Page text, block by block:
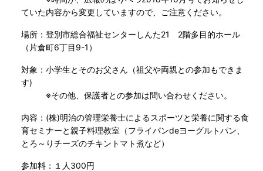
ていた内容から変更していますので、ご注意ください。
場所 ：登別市総合福祉センターしんた21 2階多目的ホール
（片倉町6丁目9-1）
対象 ：小学生とそのお父さん（祖父や両親との参加もできま
す)
※その他、保護者との参加は問い合わせください。
内容 ：(株)明治の管理栄養士によるスポーツと栄養に関する食
育セミナーと親子料理教室（フライパンdeヨーグルトパン、
とろ～りチーズのチキントマト煮など）
参加料：１人300円